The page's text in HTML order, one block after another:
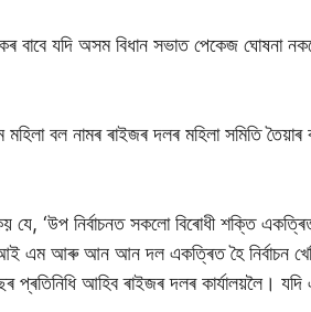
যদি অসম বিধান সভাত পেকেজ ঘোষনা
বল নামৰ ৰাইজৰ দলৰ মহিলা সমিতি
‘উপ নিৰ্বাচনত সকলো বিৰোধী শক্তি
আই এম আৰু আন আন দল একত্ৰিত হৈ নিৰ্বাচন
প্ৰতিনিধি আহিব ৰাইজৰ দলৰ কাৰ্যালয়লৈ।